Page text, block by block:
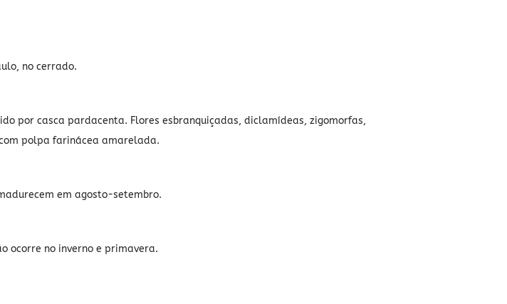
no cerrado.
por casca pardacenta. Flores esbranquiçadas, diclamídeas, zigomorfas,
polpa farinácea amarelada.
em agosto-setembro.
ocorre no inverno e primavera.